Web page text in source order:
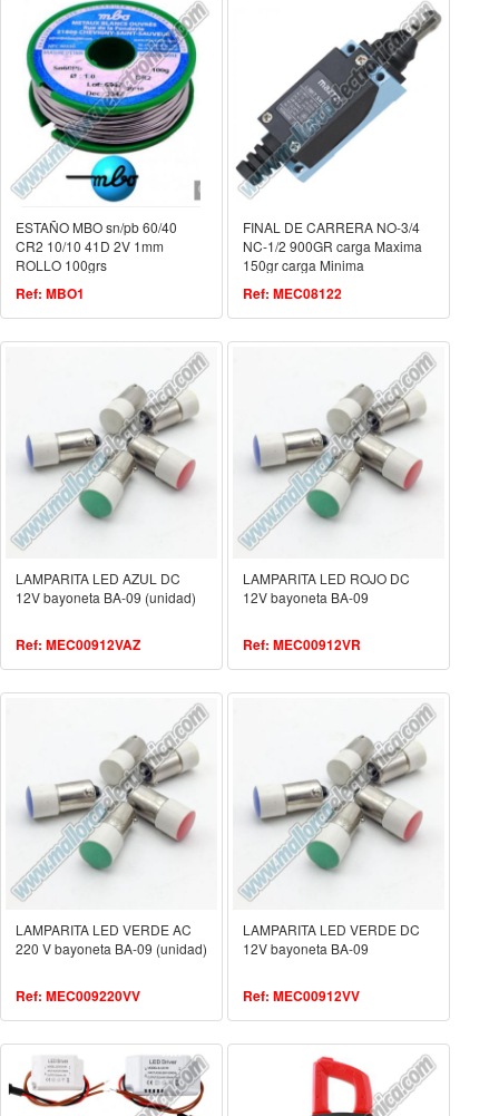
ESTAÑO MBO sn/pb 60/40
CR2 10/10 41D 2V 1mm
ROLLO 100grs
Ref: MBO1
FINAL DE CARRERA NO-3/4
NC-1/2 900GR carga Maxima
150gr carga Minima
Ref: MEC08122
LAMPARITA LED AZUL DC
12V bayoneta BA-09 (unidad)
Ref: MEC00912VAZ
LAMPARITA LED ROJO DC
12V bayoneta BA-09
Ref: MEC00912VR
LAMPARITA LED VERDE AC
220 V bayoneta BA-09 (unidad)
Ref: MEC009220VV
LAMPARITA LED VERDE DC
12V bayoneta BA-09
Ref: MEC00912VV